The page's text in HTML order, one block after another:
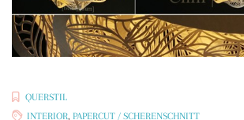
QUERSTIL
INTERIOR, PAPERCUT / SCHERENSCHNITT